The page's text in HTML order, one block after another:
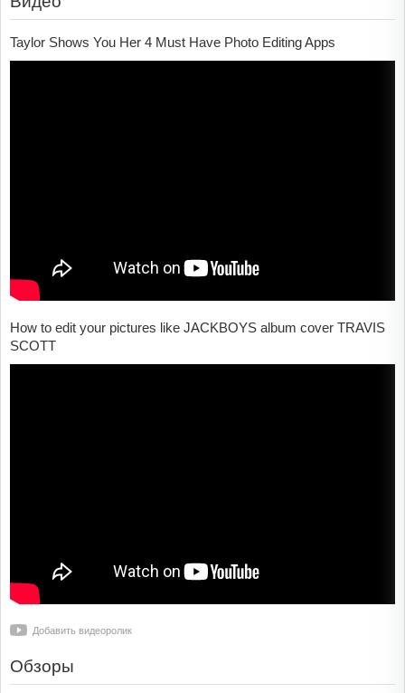
Taylor Shows You Her 4 Must Have Photo Editing Apps
How to edit your pictures like JACKBOYS album cover TRAVIS
SCOTT
Добавить видеоролик
Обзоры